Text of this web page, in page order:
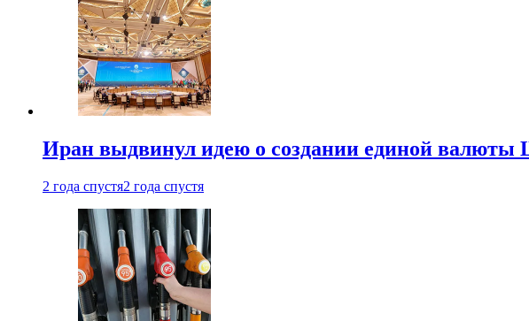
Иран выдвинул идею о создании единой
2 года спустя2 года спустя